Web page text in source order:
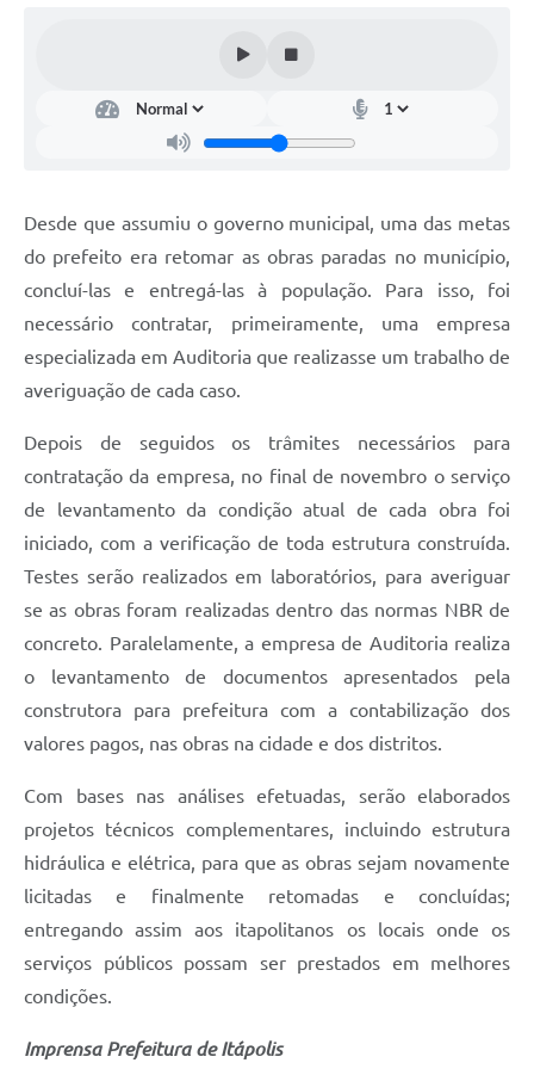
Água de Qualidade
Feriados Municipais
Bairros Rurais
Galeria de Fotos
Ouvidoria Municipal
Audiências Públicas
Carta de Serviços
Notícias
Galeria de Vídeos
Links
Telefones Úteis
Enquete
Jornal
Agenda
Desde que assumiu o governo municipal, uma das metas
do prefeito era retomar as obras paradas no município,
concluí-las e entregá-las à população. Para isso, foi
necessário contratar, primeiramente, uma empresa
especializada em Auditoria que realizasse um trabalho de
averiguação de cada caso.
Depois de seguidos os trâmites necessários para
contratação da empresa, no final de novembro o serviço
de levantamento da condição atual de cada obra foi
iniciado, com a verificação de toda estrutura construída.
Testes serão realizados em laboratórios, para averiguar
se as obras foram realizadas dentro das normas NBR de
concreto. Paralelamente, a empresa de Auditoria realiza
o levantamento de documentos apresentados pela
construtora para prefeitura com a contabilização dos
valores pagos, nas obras na cidade e dos distritos.
Com bases nas análises efetuadas, serão elaborados
projetos técnicos complementares, incluindo estrutura
hidráulica e elétrica, para que as obras sejam novamente
licitadas e finalmente retomadas e concluídas;
entregando assim aos itapolitanos os locais onde os
serviços públicos possam ser prestados em melhores
condições.
Imprensa Prefeitura de Itápolis